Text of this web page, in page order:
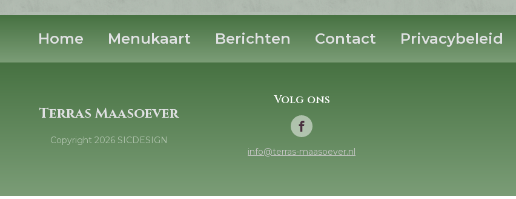
Home Menukaart Berichten Contact Privacybeleid
Terras Maasoever
Copyright 2026 SICDESIGN
Volg ons
info@terras-maasoever.nl